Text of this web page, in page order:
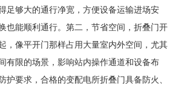
足够大的通行净宽，方便设备运输进场安
也能顺利通行。第二，节省空间，折叠门开
，像平开门那样占用大量室内外空间，尤其
有限的场景，影响站内操作通道和设备布
护要求，合格的变配电所折叠门具备防火、